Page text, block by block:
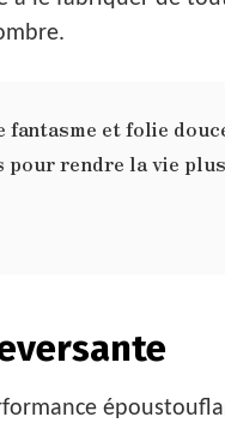
et folie
rendre la vie